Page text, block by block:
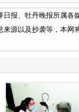
报、牡丹晚报所属各
源以及抄袭等，本网